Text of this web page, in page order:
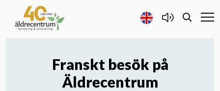
Forskning och Utveckling
Franskt besök på
Äldrecentrum